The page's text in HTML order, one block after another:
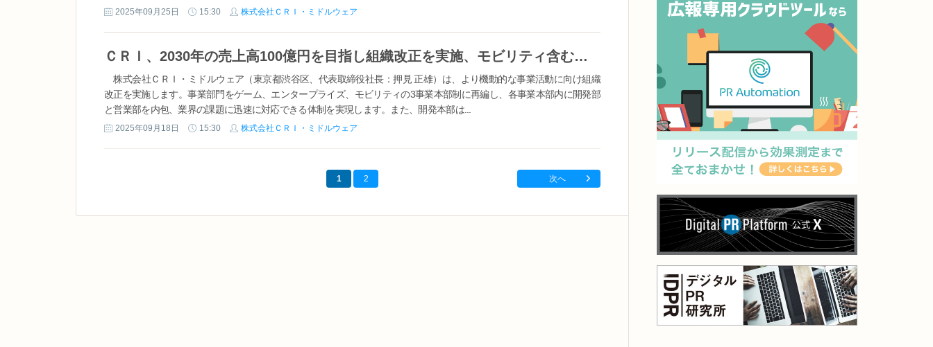
2025年09月25日 15:30 株式会社ＣＲＩ・ミドルウェア
ＣＲＩ、2030年の売上高100億円を目指し組織改正を実施、モビリティ含む３事業本部と開発本部で事業拡大を加速
株式会社ＣＲＩ・ミドルウェア（東京都渋谷区、代表取締役社長：押見 正雄）は、より機動的な事業活動に向け組織
改正を実施します。事業部門をゲーム、エンタープライズ、モビリティの3事業本部制に再編し、各事業本部内に開発部
と営業部を内包、業界の課題に迅速に対応できる体制を実現します。また、開発本部は...
2025年09月18日 15:30 株式会社ＣＲＩ・ミドルウェア
1 2 次へ